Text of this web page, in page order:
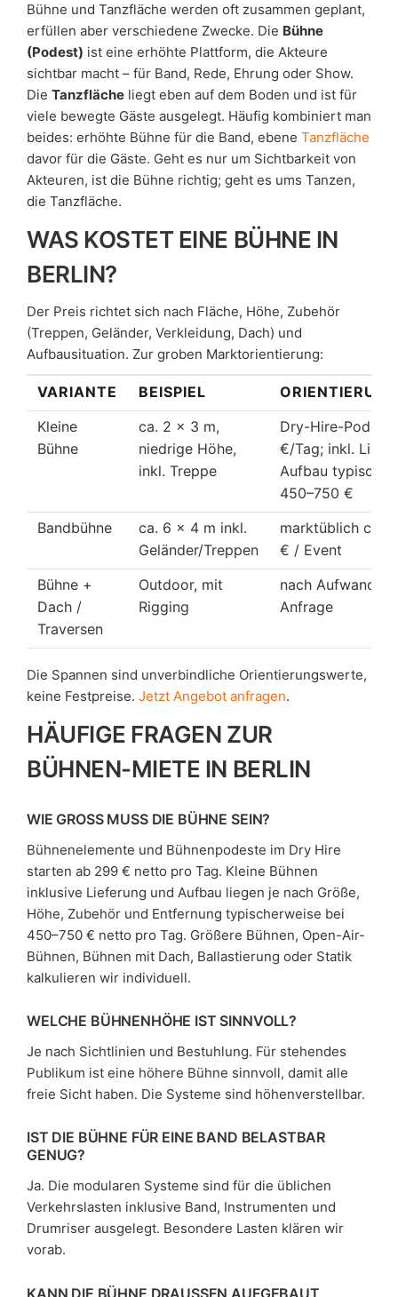
Bühne und Tanzfläche werden oft zusammen geplant,
erfüllen aber verschiedene Zwecke. Die Bühne
(Podest) ist eine erhöhte Plattform, die Akteure
sichtbar macht – für Band, Rede, Ehrung oder Show.
Die Tanzfläche liegt eben auf dem Boden und ist für
viele bewegte Gäste ausgelegt. Häufig kombiniert man
beides: erhöhte Bühne für die Band, ebene Tanzfläche
davor für die Gäste. Geht es nur um Sichtbarkeit von
Akteuren, ist die Bühne richtig; geht es ums Tanzen,
die Tanzfläche.
WAS KOSTET EINE BÜHNE IN
BERLIN?
Der Preis richtet sich nach Fläche, Höhe, Zubehör
(Treppen, Geländer, Verkleidung, Dach) und
Aufbausituation. Zur groben Marktorientierung:
VARIANTE BEISPIEL
Kleine
Bühne
ca. 2 × 3 m,
niedrige Höhe,
inkl. Treppe
Dry-Hire-
€/Tag; inkl.
Aufbau
450–750 €
Bandbühne
ca. 6 × 4 m inkl.
Geländer/Treppen
marktüblich ca.
€ / Event
Bühne +
Dach /
Traversen
Outdoor, mit
Rigging
nach Aufwand,
Anfrage
Die Spannen sind unverbindliche Orientierungswerte,
keine Festpreise. Jetzt Angebot anfragen.
HÄUFIGE FRAGEN ZUR
BÜHNEN-MIETE IN BERLIN
WIE GROSS MUSS DIE BÜHNE SEIN?
Bühnenelemente und Bühnenpodeste im Dry Hire
starten ab 299 € netto pro Tag. Kleine Bühnen
inklusive Lieferung und Aufbau liegen je nach Größe,
Höhe, Zubehör und Entfernung typischerweise bei
450–750 € netto pro Tag. Größere Bühnen, Open-Air-
Bühnen, Bühnen mit Dach, Ballastierung oder Statik
kalkulieren wir individuell.
WELCHE BÜHNENHÖHE IST SINNVOLL?
Je nach Sichtlinien und Bestuhlung. Für stehendes
Publikum ist eine höhere Bühne sinnvoll, damit alle
freie Sicht haben. Die Systeme sind höhenverstellbar.
IST DIE BÜHNE FÜR EINE BAND BELASTBAR
GENUG?
Ja. Die modularen Systeme sind für die üblichen
Verkehrslasten inklusive Band, Instrumenten und
Drumriser ausgelegt. Besondere Lasten klären wir
vorab.
KANN DIE BÜHNE DRAUSSEN AUFGEBAUT W